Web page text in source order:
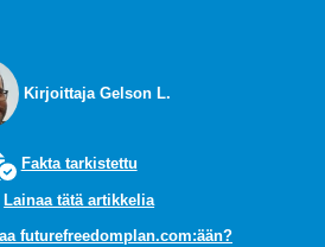
Kirjoittaja Gelson L.
Fakta tarkistettu
Lainaa tätä artikkelia
futurefreedomplan.com:ään?